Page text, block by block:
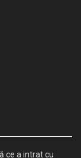
ce a intrat cu